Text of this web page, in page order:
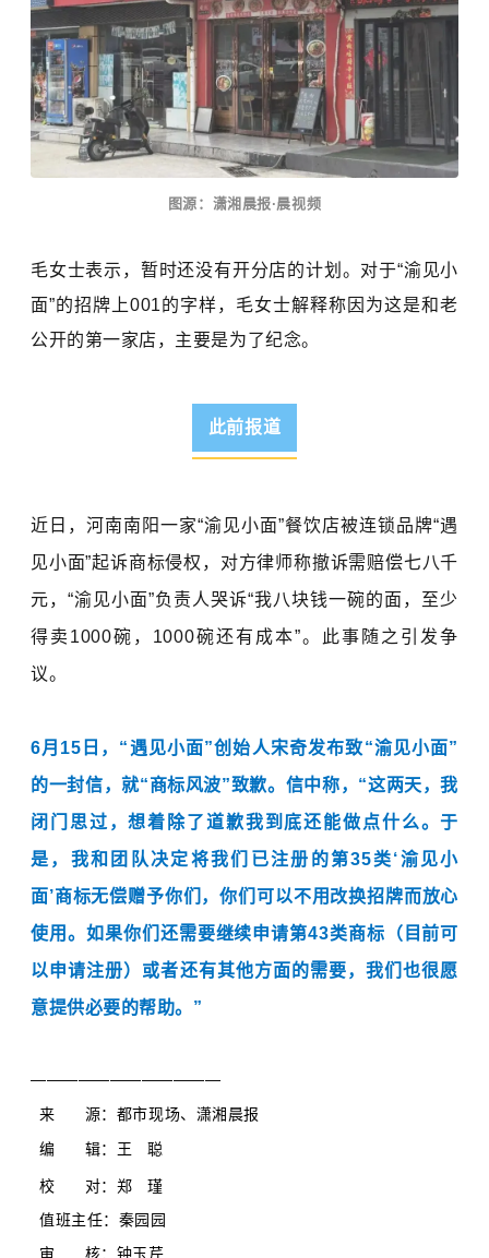
图源：潇湘晨报·晨视频
毛女士表示，暂时还没有开分店的计划。对于“渝见小
面”的招牌上001的字样， 毛女士解释称 因为这是和老
公开的第一家店，主要是为了纪念。
此前报道
近日，河南南阳一家“渝见小面”餐饮店被连锁品牌“遇
见小面”起诉商标侵权 ，对方律师称撤诉需赔偿七八千
元，“渝见小面”负责人哭诉“我八块钱一碗的面，至少
得卖1000碗，1000碗还有成本”。此事随之引发争
议。
6月15日， “遇见小面”创始人宋奇发布致“渝见小面”
的一封信，就“商标风波”致歉。信中称，“这两天，我
闭门思过，想着除了道歉我到底还能做点什么。于
是， 我和团队决定将我们已注册的第35类‘渝见小
面’商标无偿赠予你们，你们可以不用改换招牌而放心
使用。 如果你们还需要继续申请第43类商标（目前可
以申请注册）或者还有其他方面的需要，我们也很愿
意提供必要的帮助。”
————————————
来 源： 都市现场、潇湘晨报
编 辑：王 聪
校 对：郑 瑾
值班主任：秦园园
审 核： 钟玉芹